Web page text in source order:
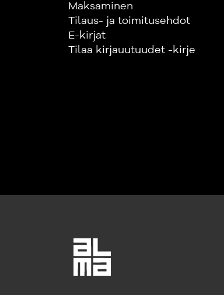
Maksaminen
Tilaus- ja toimitusehdot
E-kirjat
Tilaa kirjauutuudet -kirje